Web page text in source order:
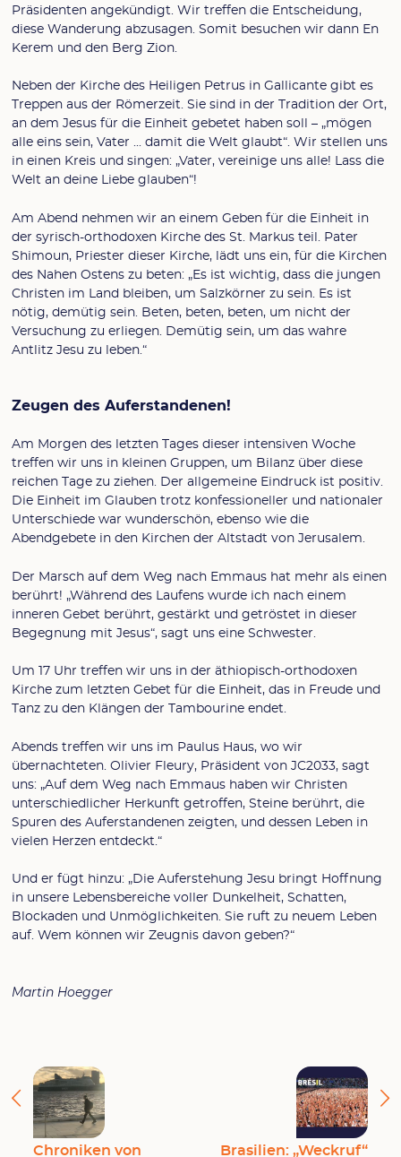
Präsidenten angekündigt. Wir treffen die Entscheidung,
diese Wanderung abzusagen. Somit besuchen wir dann En
Kerem und den Berg Zion.
Neben der Kirche des Heiligen Petrus in Gallicante gibt es
Treppen aus der Römerzeit. Sie sind in der Tradition der Ort,
an dem Jesus für die Einheit gebetet haben soll – „mögen
alle eins sein, Vater ... damit die Welt glaubt“. Wir stellen uns
in einen Kreis und singen: „Vater, vereinige uns alle! Lass die
Welt an deine Liebe glauben“!
Am Abend nehmen wir an einem Geben für die Einheit in
der syrisch-orthodoxen Kirche des St. Markus teil. Pater
Shimoun, Priester dieser Kirche, lädt uns ein, für die Kirchen
des Nahen Ostens zu beten: „Es ist wichtig, dass die jungen
Christen im Land bleiben, um Salzkörner zu sein. Es ist
nötig, demütig sein. Beten, beten, beten, um nicht der
Versuchung zu erliegen. Demütig sein, um das wahre
Antlitz Jesu zu leben.“
Zeugen des Auferstandenen!
Am Morgen des letzten Tages dieser intensiven Woche
treffen wir uns in kleinen Gruppen, um Bilanz über diese
reichen Tage zu ziehen. Der allgemeine Eindruck ist positiv.
Die Einheit im Glauben trotz konfessioneller und nationaler
Unterschiede war wunderschön, ebenso wie die
Abendgebete in den Kirchen der Altstadt von Jerusalem.
Der Marsch auf dem Weg nach Emmaus hat mehr als einen
berührt! „Während des Laufens wurde ich nach einem
inneren Gebet berührt, gestärkt und getröstet in dieser
Begegnung mit Jesus“, sagt uns eine Schwester.
Um 17 Uhr treffen wir uns in der äthiopisch-orthodoxen
Kirche zum letzten Gebet für die Einheit, das in Freude und
Tanz zu den Klängen der Tambourine endet.
Abends treffen wir uns im Paulus Haus, wo wir
übernachteten. Olivier Fleury, Präsident von JC2033, sagt
uns: „Auf dem Weg nach Emmaus haben wir Christen
unterschiedlicher Herkunft getroffen, Steine berührt, die
Spuren des Auferstandenen zeigten, und dessen Leben in
vielen Herzen entdeckt.“
Und er fügt hinzu: „Die Auferstehung Jesu bringt Hoffnung
in unsere Lebensbereiche voller Dunkelheit, Schatten,
Blockaden und Unmöglichkeiten. Sie ruft zu neuem Leben
auf. Wem können wir Zeugnis davon geben?“
Martin Hoegger
Chroniken von Brasilien: „Weckruf“